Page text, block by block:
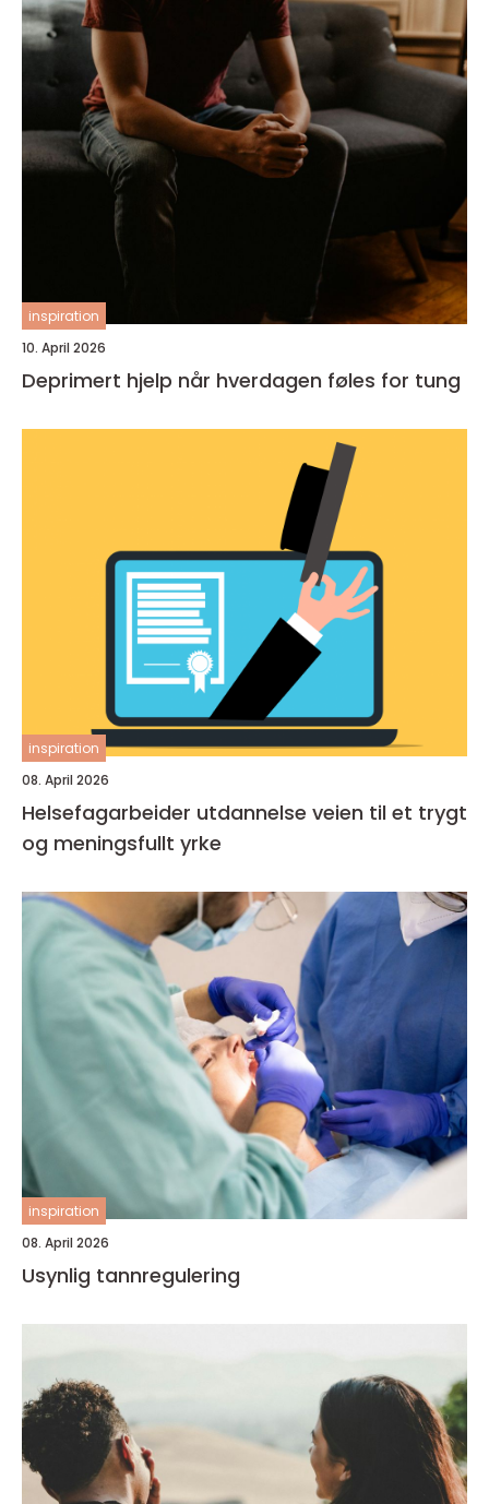
inspiration
10. April 2026
Deprimert hjelp når hverdagen føles for tung
inspiration
08. April 2026
Helsefagarbeider utdannelse veien til et trygt
og meningsfullt yrke
inspiration
08. April 2026
Usynlig tannregulering